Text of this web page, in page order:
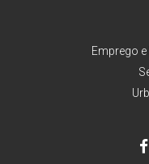
Emprego